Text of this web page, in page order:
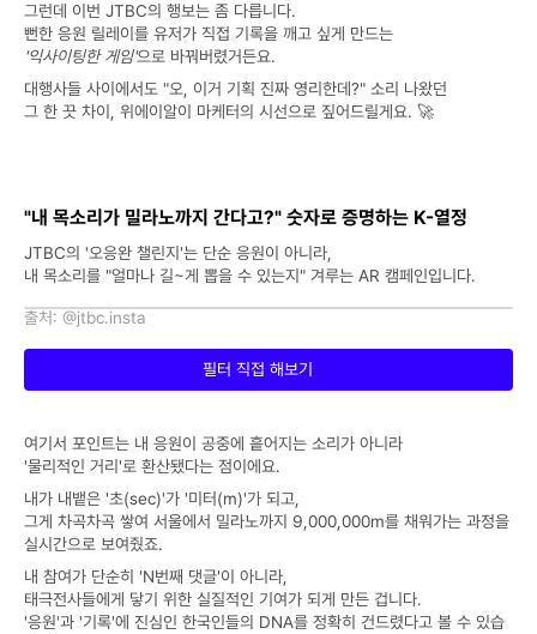
그런데 이번 JTBC의 행보는 좀 다릅니다.
뻔한 응원 릴레이를 유저가 직접 기록을 깨고 싶게 만드는
'익사이팅한 게임'으로 바꿔버렸거든요.
대행사들 사이에서도 "오, 이거 기획 진짜 영리한데?" 소리 나왔던
그 한 끗 차이, 위에이알이 마케터의 시선으로 짚어드릴게요. 🚀
"내 목소리가 밀라노까지 간다고?" 숫자로 증명하는 K-열정
JTBC의 '오응완 챌린지'는 단순 응원이 아니라,
내 목소리를 "얼마나 길~게 뽑을 수 있는지" 겨루는 AR 캠페인입니다.
출처: @jtbc.insta
필터 직접 해보기
여기서 포인트는 내 응원이 공중에 흩어지는 소리가 아니라
'물리적인 거리'로 환산됐다는 점이에요.
내가 내뱉은 '초(sec)'가 '미터(m)'가 되고,
그게 차곡차곡 쌓여 서울에서 밀라노까지 9,000,000m를 채워가는 과정을
실시간으로 보여줬죠.
내 참여가 단순히 'N번째 댓글'이 아니라,
태극전사들에게 닿기 위한 실질적인 기여가 되게 만든 겁니다.
'응원'과 '기록'에 진심인 한국인들의 DNA를 정확히 건드렸다고 볼 수 있습